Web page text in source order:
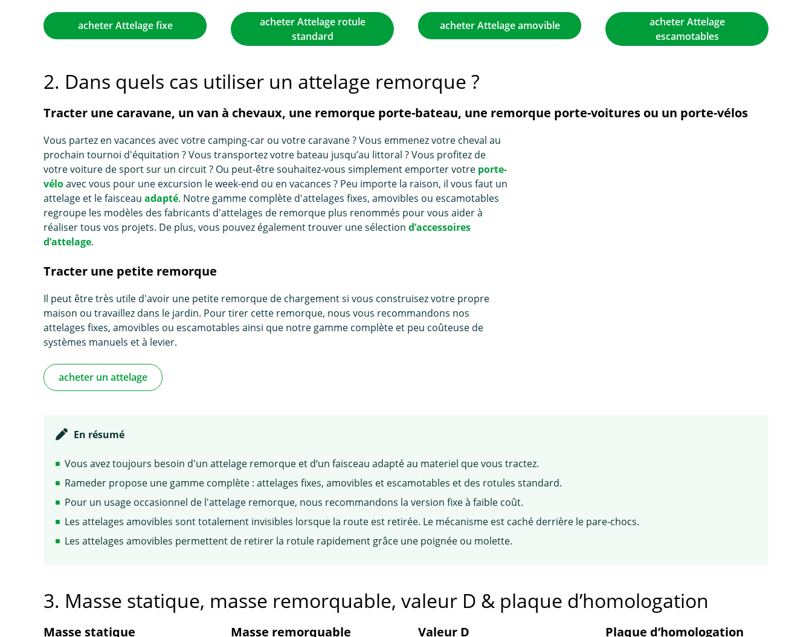
acheter Attelage fixe
acheter Attelage rotule
standard
acheter Attelage amovible
acheter Attelage
escamotables
2. Dans quels cas utiliser un attelage remorque ?
Tracter une caravane, un van à chevaux, une remorque porte-bateau, une remorque porte-voitures ou un porte-vélos
Vous partez en vacances avec votre camping-car ou votre caravane ? Vous emmenez votre cheval au
prochain tournoi d'équitation ? Vous transportez votre bateau jusqu’au littoral ? Vous profitez de
votre voiture de sport sur un circuit ? Ou peut-être souhaitez-vous simplement emporter votre porte-
véloavec vous pour une excursion le week-end ou en vacances ? Peu importe la raison, il vous faut un
attelage et le faisceau adapté. Notre gamme complète d'attelages fixes, amovibles ou escamotables
regroupe les modèles des fabricants d'attelages de remorque plus renommés pour vous aider à
réaliser tous vos projets. De plus, vous pouvez également trouver une sélection d’accessoires
d’attelage.
Tracter une petite remorque
Il peut être très utile d'avoir une petite remorque de chargement si vous construisez votre propre
maison ou travaillez dans le jardin. Pour tirer cette remorque, nous vous recommandons nos
attelages fixes, amovibles ou escamotables ainsi que notre gamme complète et peu coûteuse de
systèmes manuels et à levier.
acheter un attelage
En résumé
Vous avez toujours besoin d'un attelage remorque et d‘un faisceau adapté au materiel que vous tractez.
Rameder propose une gamme complète : attelages fixes, amovibles et escamotables et des rotules standard.
Pour un usage occasionnel de l'attelage remorque, nous recommandons la version fixe à faible coût.
Les attelages amovibles sont totalement invisibles lorsque la route est retirée. Le mécanisme est caché derrière le pare-chocs.
Les attelages amovibles permettent de retirer la rotule rapidement grâce une poignée ou molette.
3. Masse statique, masse remorquable, valeur D & plaque d’homologation
Masse statique Masse remorquable Valeur D Plaque d’homologation